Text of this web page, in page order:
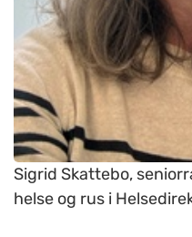
Sigrid Skattebo,
helse og rus i